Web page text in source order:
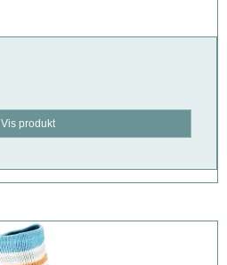
Vis produkt